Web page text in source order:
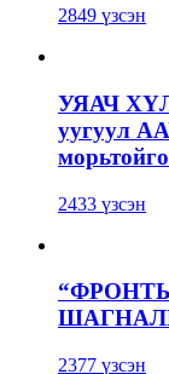
2849 үзсэн
УЯАЧ
уугуул
2433 үзсэн
2377 үзсэн